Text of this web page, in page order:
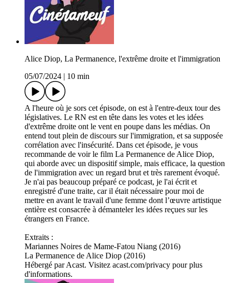
Alice Diop, La Permanence, l'extrême droite et l'immigration
05/07/2024
10 min
A l'heure où je sors cet épisode, on est à l'entre-deux tour des
législatives. Le RN est en tête dans les votes et les idées
d'extrême droite ont le vent en poupe dans les médias. On
entend tout plein de discours sur l'immigration, et sa supposée
corrélation avec l'insécurité. Dans cet épisode, je vous
recommande de voir le film La Permanence de Alice Diop,
qui aborde avec un dispositif simple, mais efficace, la question
de l'immigration avec un regard brut et très rarement évoqué.
Je n'ai pas beaucoup préparé ce podcast, je l'ai écrit et
enregistré d'une traite, car il était nécessaire pour moi de
mettre en avant le travail d'une femme dont l’œuvre artistique
entière est consacrée à démanteler les idées reçues sur les
étrangers en France.
Extraits :
Mariannes Noires de Mame-Fatou Niang (2016)
La Permanence de Alice Diop (2016)
Hébergé par Acast. Visitez acast.com/privacy pour plus
d'informations.